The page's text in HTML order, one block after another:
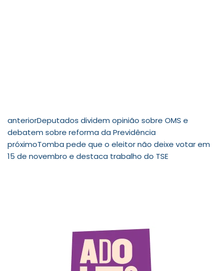
anteriorDeputados dividem opinião sobre OMS e
debatem sobre reforma da Previdência
próximoTomba pede que o eleitor não deixe votar em
15 de novembro e destaca trabalho do TSE